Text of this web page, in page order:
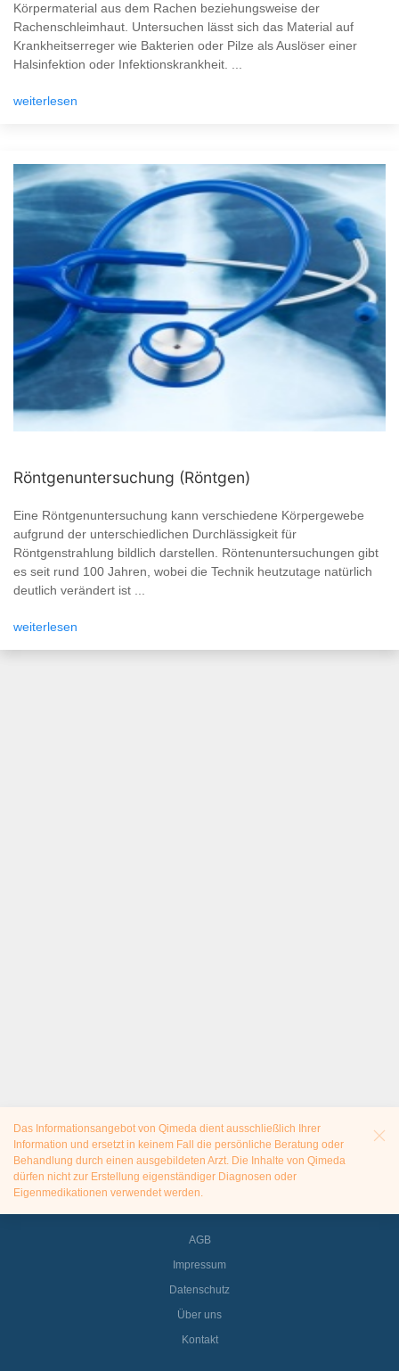
Körpermaterial aus dem Rachen beziehungsweise der
Rachenschleimhaut. Untersuchen lässt sich das Material auf
Krankheitserreger wie Bakterien oder Pilze als Auslöser einer
Halsinfektion oder Infektionskrankheit. ...
weiterlesen
Röntgenuntersuchung (Röntgen)
Eine Röntgenuntersuchung kann verschiedene Körpergewebe
aufgrund der unterschiedlichen Durchlässigkeit für
Röntgenstrahlung bildlich darstellen. Röntenuntersuchungen gibt
es seit rund 100 Jahren, wobei die Technik heutzutage natürlich
deutlich verändert ist ...
weiterlesen
Das Informationsangebot von Qimeda dient ausschließlich Ihrer
Information und ersetzt in keinem Fall die persönliche Beratung oder
Behandlung durch einen ausgebildeten Arzt. Die Inhalte von Qimeda
dürfen nicht zur Erstellung eigenständiger Diagnosen oder
Eigenmedikationen verwendet werden.
AGB
Impressum
Datenschutz
Über uns
Kontakt